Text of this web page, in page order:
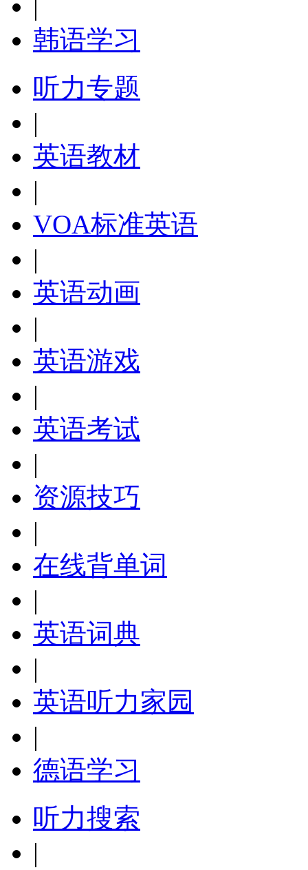
韩语学习
听力专题
|
英语教材
|
VOA标准英语
|
英语动画
|
英语游戏
|
英语考试
|
资源技巧
|
在线背单词
|
英语词典
|
英语听力家园
|
德语学习
听力搜索
|